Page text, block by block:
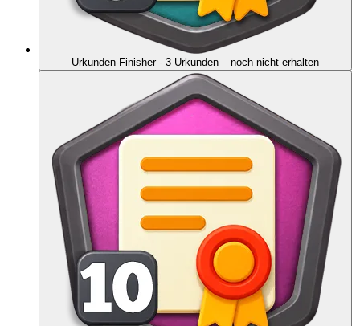
Urkunden-Finisher - 3 Urkunden – noch nicht erhalten